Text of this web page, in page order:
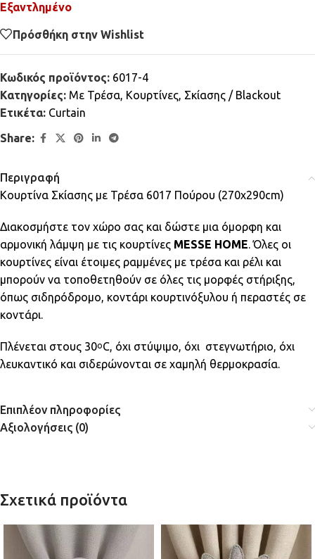
Εξαντλημένο
Πρόσθήκη στην Wishlist
Κωδικός προϊόντος: 6017-4
Κατηγορίες: Mε Τρέσα, Κουρτίνες, Σκίασης / Blackout
Ετικέτα: Curtain
Share:
Περιγραφή
Κουρτίνα Σκίασης με Τρέσα 6017 Πούρου (270x290cm)
Διακοσμήστε τον χώρο σας και δώστε μια όμορφη και
αρμονική λάμψη με τις κουρτίνες MESSE HOME. Όλες οι
κουρτίνες είναι έτοιμες ραμμένες με τρέσα και ρέλι και
μπορούν να τοποθετηθούν σε όλες τις μορφές στήριξης,
όπως σιδηρόδρομο, κοντάρι κουρτινόξυλου ή περαστές σε
κοντάρι.
Πλένεται στους 30οC, όχι στύψιμο, όχι στεγνωτήριο, όχι
λευκαντικό και σιδερώνονται σε χαμηλή θερμοκρασία.
Επιπλέον πληροφορίες
Αξιολογήσεις (0)
Σχετικά προϊόντα